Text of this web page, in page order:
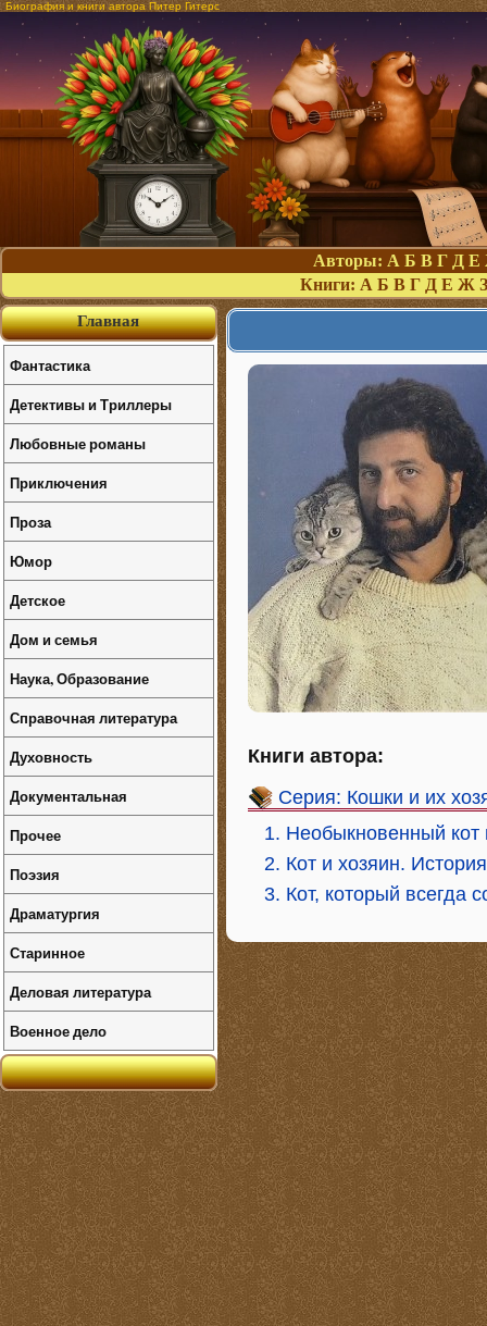
Биография и книги автора Питер Гитерс
Авторы: А Б В Г Д Е
Книги: А Б В Г Д Е Ж З
Книги автора:
Серия: Кошки и их
1. Необыкновенный
2. Кот и хозяин.
3. Кот, который всегда
Главная
Фантастика
Детективы и Триллеры
Любовные романы
Приключения
Проза
Юмор
Детское
Дом и семья
Наука, Образование
Справочная литература
Духовность
Документальная
Прочее
Поэзия
Драматургия
Старинное
Деловая литература
Военное дело